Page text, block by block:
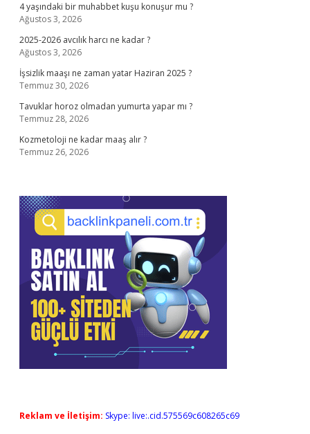
4 yaşındaki bir muhabbet kuşu konuşur mu ?
Ağustos 3, 2026
2025-2026 avcılık harcı ne kadar ?
Ağustos 3, 2026
İşsizlik maaşı ne zaman yatar Haziran 2025 ?
Temmuz 30, 2026
Tavuklar horoz olmadan yumurta yapar mı ?
Temmuz 28, 2026
Kozmetoloji ne kadar maaş alır ?
Temmuz 26, 2026
Reklam ve İletişim: Skype: live:.cid.575569c608265c69